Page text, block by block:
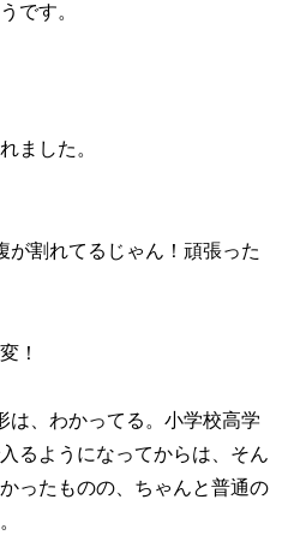
です。
ました。
が割れてるじゃん！頑張った
！
は、わかってる。小学校高学
るようになってからは、そん
ったものの、ちゃんと普通の